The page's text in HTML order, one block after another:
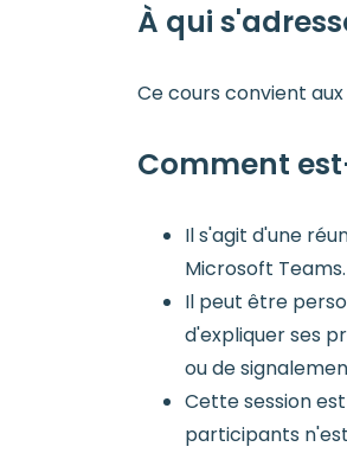
À qui
Ce cours convient
Comment
Il s'agit d'une
Microsoft Teams.
Il peut être
d'expliquer ses
ou de
Cette session
participants